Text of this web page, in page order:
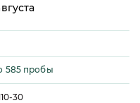
585 пробы
30